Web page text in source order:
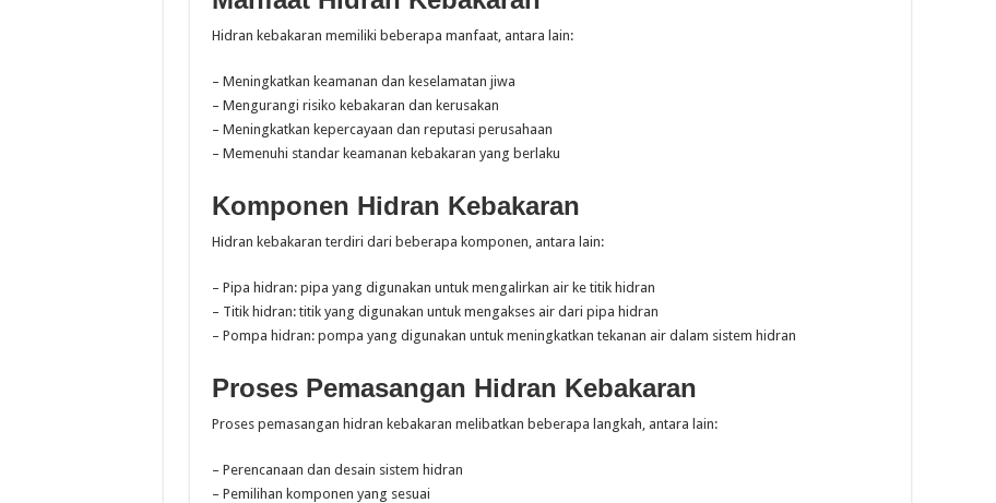
Hidran kebakaran memiliki beberapa manfaat, antara lain:
– Meningkatkan keamanan dan keselamatan jiwa
– Mengurangi risiko kebakaran dan kerusakan
– Meningkatkan kepercayaan dan reputasi perusahaan
– Memenuhi standar keamanan kebakaran yang berlaku
Komponen Hidran Kebakaran
Hidran kebakaran terdiri dari beberapa komponen, antara lain:
– Pipa hidran: pipa yang digunakan untuk mengalirkan air ke titik hidran
– Titik hidran: titik yang digunakan untuk mengakses air dari pipa hidran
– Pompa hidran: pompa yang digunakan untuk meningkatkan tekanan air dalam sistem hidran
Proses Pemasangan Hidran Kebakaran
Proses pemasangan hidran kebakaran melibatkan beberapa langkah, antara lain:
– Perencanaan dan desain sistem hidran
– Pemilihan komponen yang sesuai